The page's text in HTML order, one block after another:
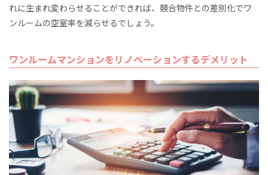
れに生まれ変わらせることができれば、競合物件との差別化でワ
ンルームの空室率を減らせるでしょう。
ワンルームマンションをリノベーションするデメリット